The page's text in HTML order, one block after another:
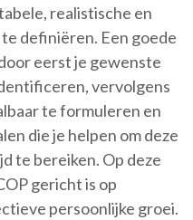
realistische en
definiëren. Een goede
eerst je gewenste
vervolgens
te formuleren en
die je helpen om deze
te bereiken. Op deze
gericht is op
persoonlijke groei.